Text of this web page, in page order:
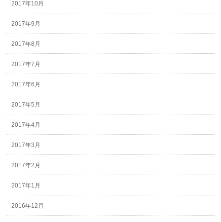
2017年10月
2017年9月
2017年8月
2017年7月
2017年6月
2017年5月
2017年4月
2017年3月
2017年2月
2017年1月
2016年12月